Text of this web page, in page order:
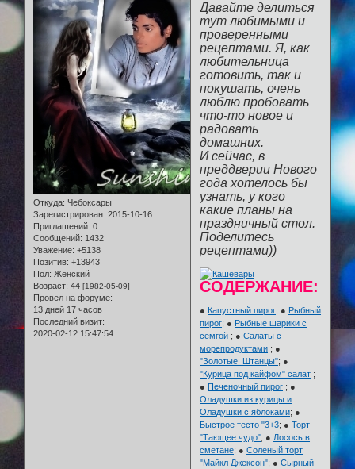
Откуда: Чебоксары
Зарегистрирован: 2015-10-16
Приглашений: 0
Сообщений: 1432
Уважение: +5138
Позитив: +13943
Пол: Женский
Возраст: 44 [1982-05-09]
Провел на форуме:
13 дней 17 часов
Последний визит:
2020-02-12 15:47:54
Давайте делиться
тут любимыми и
проверенными
рецептами. Я, как
любительница
готовить, так и
покушать, очень
люблю пробовать
что-то новое и
радовать
домашних.
И сейчас, в
преддверии Нового
года хотелось бы
узнать, у кого
какие планы на
праздничный стол.
Поделитесь
рецептами))
СОДЕРЖАНИЕ:
● Капустный пирог; ● Рыбный
пирог; ● Рыбные шарики с
семгой ; ●Салаты с
морепродуктами ; ●
"Золотые Штанцы"; ●
"Курица под кайфом" салат ;
● Печеночный пирог ; ●
Оладушки из курицы и
Оладушки с яблоками; ●
Быстрое тесто "3+3; ●Торт
"Тающее чудо"; ● Лосось в
сметане; ●Соленый торт
"Майкл Джексон"; ●Сырный